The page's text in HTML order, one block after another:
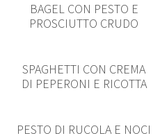
BAGEL CON PESTO E
PROSCIUTTO CRUDO
SPAGHETTI CON CREMA
DI PEPERONI E RICOTTA
PESTO DI RUCOLA E NOCI